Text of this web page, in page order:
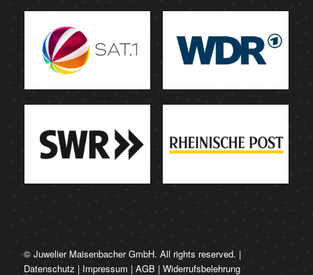
© Juwelier Maisenbacher GmbH. All rights reserved. |
Datenschutz | Impressum | AGB | Widerrufsbelehrung